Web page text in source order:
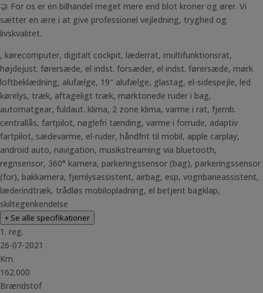
🤝 For os er en bilhandel meget mere end blot kroner og ører. Vi
sætter en ære i at give professionel vejledning, tryghed og
livskvalitet.
, kørecomputer, digitalt cockpit, læderrat, multifunktionsrat,
højdejust. førersæde, el indst. forsæder, el indst. førersæde, mørk
loftbeklædning, alufælge, 19″ alufælge, glastag, el-sidespejle, led
kørelys, træk, aftageligt træk, mørktonede ruder i bag,
automatgear, fuldaut. klima, 2 zone klima, varme i rat, fjernb.
centrallås, fartpilot, nøglefri tænding, varme i forrude, adaptiv
fartpilot, sædevarme, el-ruder, håndfrit til mobil, apple carplay,
android auto, navigation, musikstreaming via bluetooth,
regnsensor, 360° kamera, parkeringssensor (bag), parkeringssensor
(for), bakkamera, fjernlysassistent, airbag, esp, vognbaneassistent,
læderindtræk, trådløs mobilopladning, el betjent bagklap,
skiltegenkendelse
+ Se alle specifikationer
1. reg.
26-07-2021
Km.
162.000
Brændstof